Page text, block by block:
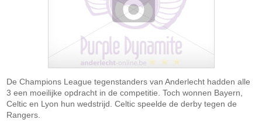
De Champions League tegenstanders van Anderlecht hadden alle
3 een moeilijke opdracht in de competitie. Toch wonnen Bayern,
Celtic en Lyon hun wedstrijd. Celtic speelde de derby tegen de
Rangers.